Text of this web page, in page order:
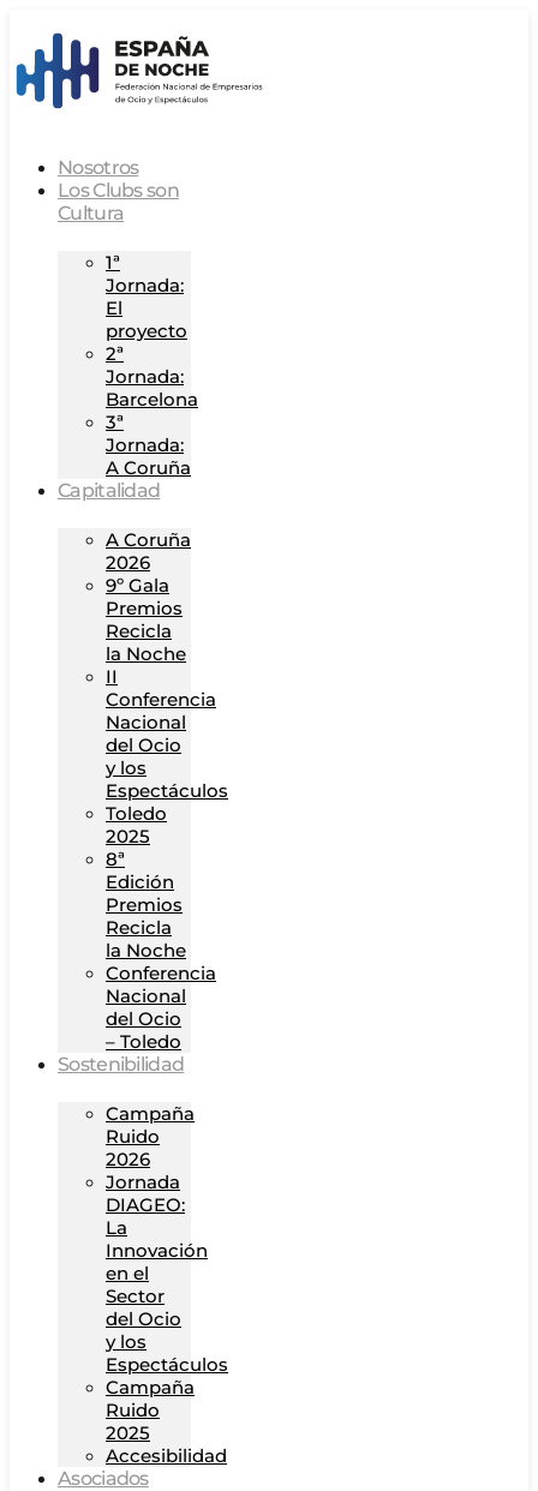
Nosotros
Los Clubs son
Cultura
1ª
Jornada:
El
proyecto
2ª
Jornada:
Barcelona
3ª
Jornada:
A Coruña
Capitalidad
A Coruña
2026
9º Gala
Premios
Recicla
la Noche
II
Conferencia
Nacional
del Ocio
y los
Espectáculos
Toledo
2025
8ª
Edición
Premios
Recicla
la Noche
Conferencia
Nacional
del Ocio
– Toledo
Sostenibilidad
Campaña
Ruido
2026
Jornada
DIAGEO:
La
Innovación
en el
Sector
del Ocio
y los
Espectáculos
Campaña
Ruido
2025
Accesibilidad
Asociados